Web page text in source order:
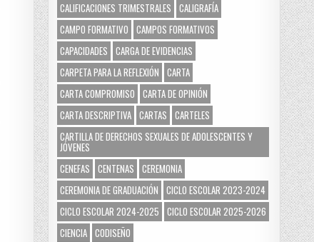
CALIFICACIONES TRIMESTRALES CALIGRAFÍA
CAMPO FORMATIVO CAMPOS FORMATIVOS
CAPACIDADES CARGA DE EVIDENCIAS
CARPETA PARA LA REFLEXIÓN CARTA
CARTA COMPROMISO CARTA DE OPINIÓN
CARTA DESCRIPTIVA CARTAS CARTELES
CARTILLA DE DERECHOS SEXUALES DE ADOLESCENTES Y
JÓVENES
CENEFAS CENTENAS CEREMONIA
CEREMONIA DE GRADUACIÓN CICLO ESCOLAR 2023-2024
CICLO ESCOLAR 2024-2025 CICLO ESCOLAR 2025-2026
CIENCIA CODISEÑO